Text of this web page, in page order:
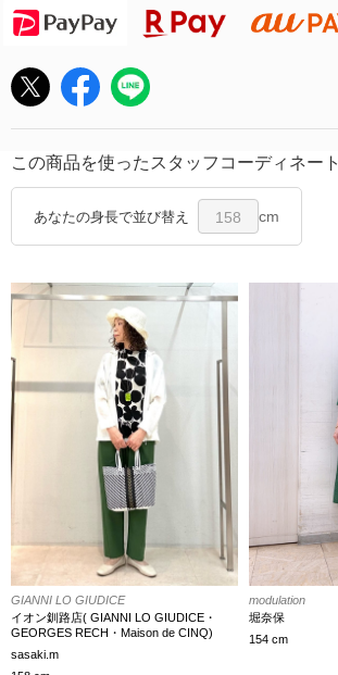
この商品を使ったスタッフコーディネート
あなたの身長で並び替え 158 cm
GIANNI LO GIUDICE
イオン釧路店( GIANNI LO GIUDICE・
GEORGES RECH・Maison de CINQ)
sasaki.m
modulation
堀奈保
154 cm